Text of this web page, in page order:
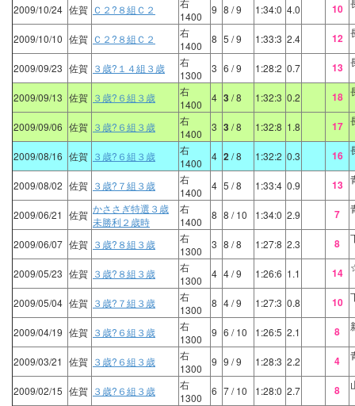
2009/10/24 佐賀 Ｃ２?８組Ｃ２
右
1400
9 8 / 9 1:34:0 4.0 10
2009/10/10 佐賀 Ｃ２?８組Ｃ２
右
1400
8 5 / 9 1:33:3 2.4 12
2009/09/23 佐賀 ３歳?１４組３歳
右
1300
3 6 / 9 1:28:2 0.7 13
2009/09/13 佐賀 ３歳?６組３歳
右
1400
4 3/ 8 1:32:3 0.2 18
2009/09/06 佐賀 ３歳?６組３歳
右
1400
3 3/ 8 1:32:8 1.8 17
2009/08/16 佐賀 ３歳?６組３歳
右
1400
4 2/ 8 1:32:2 0.3 16
2009/08/02 佐賀 ３歳?７組３歳
右
1400
4 5 / 8 1:33:4 0.9 13
2009/06/21 佐賀 かささぎ特選３歳
未勝利２歳時
右
1400
8 8 / 10 1:34:0 2.9 7
2009/06/07 佐賀 ３歳?８組３歳
右
1300
3 8 / 8 1:27:8 2.3 8
2009/05/23 佐賀 ３歳?８組３歳
右
1300
4 4/ 9 1:26:6 1.1 14
2009/05/04 佐賀 ３歳?７組３歳
右
1300
8 4/ 9 1:27:3 0.8 10
2009/04/19 佐賀 ３歳?６組３歳
右
1300
9 6 / 10 1:26:5 2.1 8
2009/03/21 佐賀 ３歳?６組３歳
右
1300
9 9 / 9 1:28:3 2.2 4
2009/02/15 佐賀 ３歳?６組３歳
右
1300
6 7/ 10 1:28:0 2.7 8